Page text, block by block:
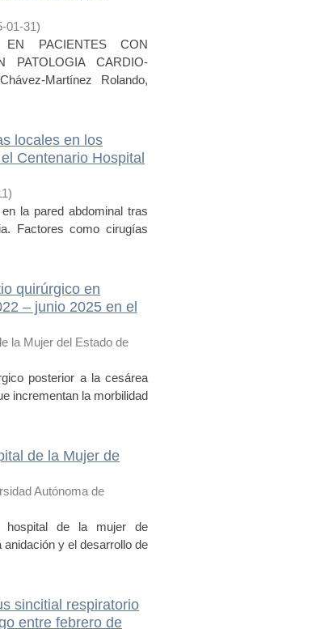
01-31)
EN PACIENTES CON
PATOLOGIA CARDIO-
Martínez Rolando,
locales en los
Centenario Hospital
)
la pared abdominal tras
Factores como cirugías
quirúrgico en
– junio 2025 en el
la Mujer del Estado de
posterior a la cesárea
incrementan la morbilidad
de la Mujer de
Autónoma de
hospital de la mujer de
y el desarrollo de
sincitial respiratorio
entre febrero de